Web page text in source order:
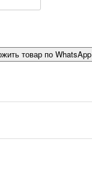
товар по WhatsApp